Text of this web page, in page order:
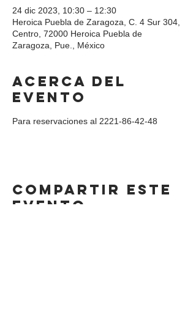
24 dic 2023, 10:30 – 12:30
Heroica Puebla de Zaragoza, C. 4 Sur 304,
Centro, 72000 Heroica Puebla de
Zaragoza, Pue., México
Acerca del
evento
Para reservaciones al 2221-86-42-48
Compartir este
evento